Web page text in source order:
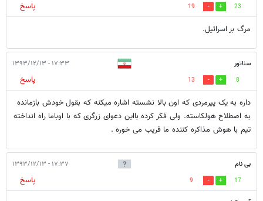
23
19
پاسخ
مرگ بر اسرائیل.
سناتور ۱۷:۳۳ - ۱۳۹۳/۱۲/۱۳
8
13
پاسخ
داره به یک پیرمردی که اون بالا نشسته اشاره میکنه که بقول خودش بازمانده
به اصطلاح هولکاسته. ولی فکر کرده بااین دعوای زرگری که با اوباما راه انداخته
تیم با هوش مذاکره کننده ما فریب می خوره .
بی نام ۱۷:۳۷ - ۱۳۹۳/۱۲/۱۳
17
9
پاسخ